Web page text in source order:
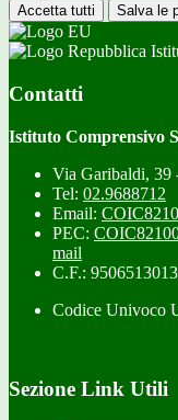
Accetta tutti Salva le
Contatti
Istituto Comprensivo
Via Garibaldi,
Tel: 02.9688712
Email:
PEC:
mail
C.F.:
Codice Univoco
Sezione Link Utili